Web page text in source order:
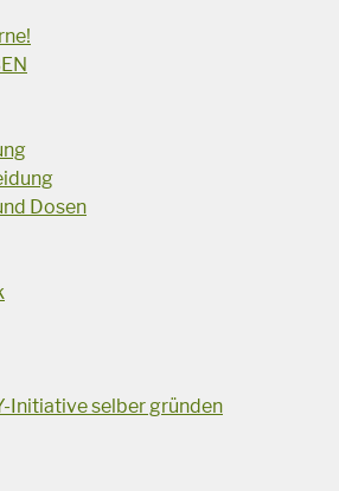
Dosen
Initiative selber gründen